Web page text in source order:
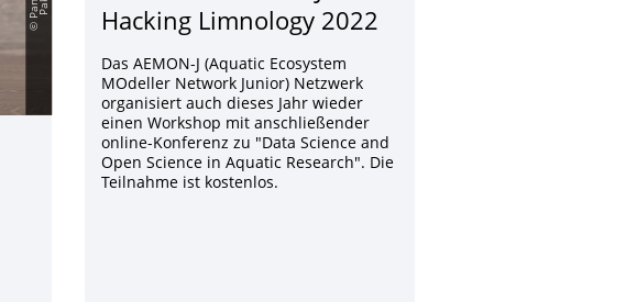
Hacking Limnology 2022
Das AEMON-J (Aquatic Ecosystem
MOdeller Network Junior) Netzwerk
organisiert auch dieses Jahr wieder
einen Workshop mit anschließender
online-Konferenz zu "Data Science and
Open Science in Aquatic Research". Die
Teilnahme ist kostenlos.